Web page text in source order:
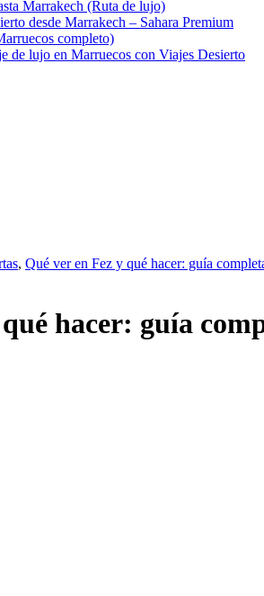
Marrakech (Ruta de lujo)
desde Marrakech – Sahara Premium
completo)
de lujo en Marruecos con Viajes Desierto
, Qué ver en Fez y qué hacer: guía
hacer: guía